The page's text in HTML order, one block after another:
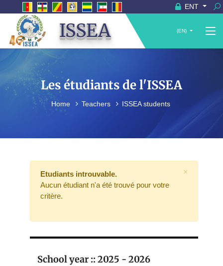
ENT
ISSEA (EN)
Les étudiants de l'ISSEA
Home Teachers ISSEA students
Etudiants introuvable.
Aucun étudiant n'a été trouvé pour votre
critère.
×
School year :: 2025 - 2026